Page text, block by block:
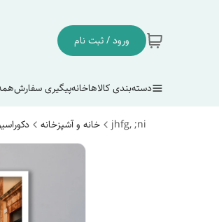
ورود / ثبت نام
دسته‌بندی کالاهاخانهپیگیری سفارش
jhfg, ;ni خانه و آشپزخانه